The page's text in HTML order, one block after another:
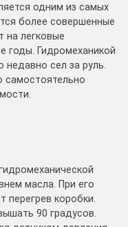
одним из самых
более совершенные
на легковые
годы. Гидромеханикой
недавно сел за руль.
самостоятельно
масла. При его
перегрев коробки.
90 градусов.